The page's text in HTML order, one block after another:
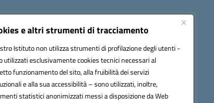
e altri strumenti di tracciamento
Istituto non utilizza strumenti di profilazione degli utenti -
utilizzati esclusivamente cookies tecnici necessari al
funzionamento del sito, alla fruibilità dei servizi
e alla sua accessibilità – sono utilizzati, inoltre,
statistici anonimizzati messi a disposizione da Web